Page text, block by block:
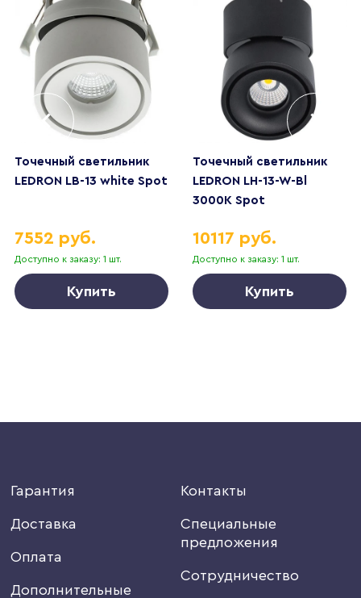
Точечный светильник
LEDRON LB-13 white Spot
Доступно к заказу: 1 шт.
7552 руб.
Купить
Точечный светильник
LEDRON LH-13-W-Bl
3000K Spot
Доступно к заказу: 1 шт.
10117 руб.
Купить
Гарантия
Доставка
Оплата
Дополнительные
Контакты
Специальные
предложения
Сотрудничество